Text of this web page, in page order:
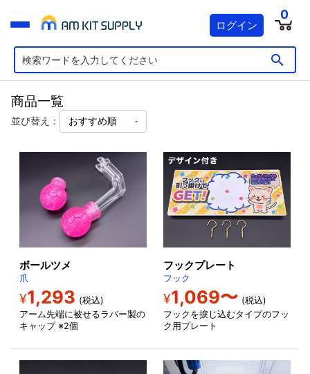
ログイン
0
商品一覧
並び替え：
ボールツメ
爪
¥1,293 (税込)
アーム先端に被せるラバー製の
キャップ ※2個
フックプレート
フック
¥1,069〜 (税込)
フックを捩じ込むタイプのフッ
ク用プレート